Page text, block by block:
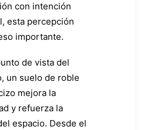
con intención
esta percepción
importante.
de vista del
un suelo de roble
mejora la
y refuerza la
espacio. Desde el